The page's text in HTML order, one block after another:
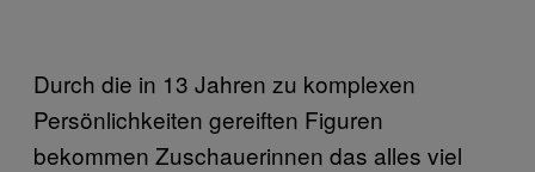
Durch die in 13 Jahren zu komplexen
Persönlichkeiten gereiften Figuren
bekommen Zuschauerinnen das alles viel